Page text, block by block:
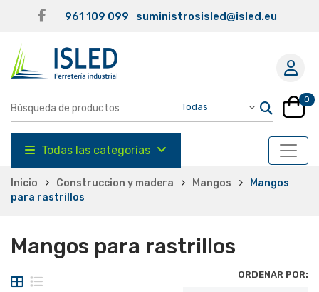
961 109 099 suministrosisled@isled.eu
0
Todas las categorías
Inicio Construccion y madera Mangos
Mangos
para rastrillos
Mangos para rastrillos
ORDENAR POR: